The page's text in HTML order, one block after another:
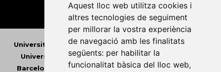
Aquest lloc web utilitza cookies i
altres tecnologies de seguiment
per millorar la vostra experiència
de navegació amb les finalitats
següents: per habilitar la
funcionalitat bàsica del lloc web,
Universitat Abat Oliba CEU•Universitat d'Alacant
Universitat d'Andorra•Universitat Autònoma de
Barcelona
Universitat de Barcelona•Universitat